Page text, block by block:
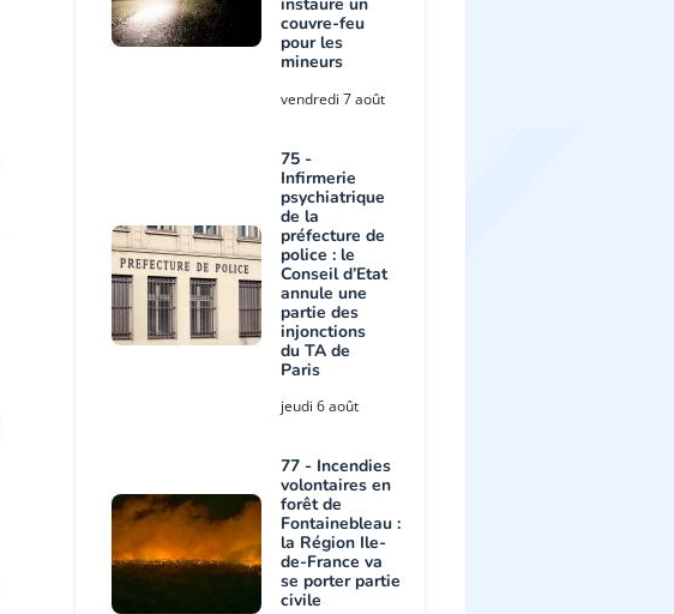
couvre-feu
pour les
mineurs
vendredi 7 août
75 -
Infirmerie
psychiatrique
de la
préfecture de
police : le
Conseil d’Etat
annule une
partie des
injonctions
du TA de
Paris
jeudi 6 août
77 - Incendies
volontaires en
forêt de
Fontainebleau :
la Région Ile-
de-France va
se porter partie
civile